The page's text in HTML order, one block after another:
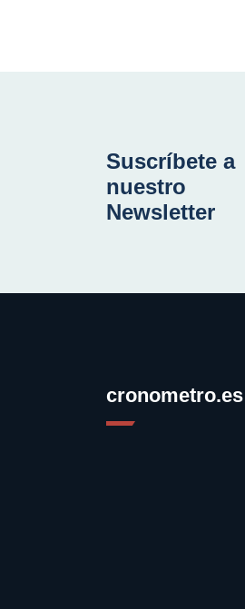
Suscríbete a
nuestro
Newsletter
cronometro.es